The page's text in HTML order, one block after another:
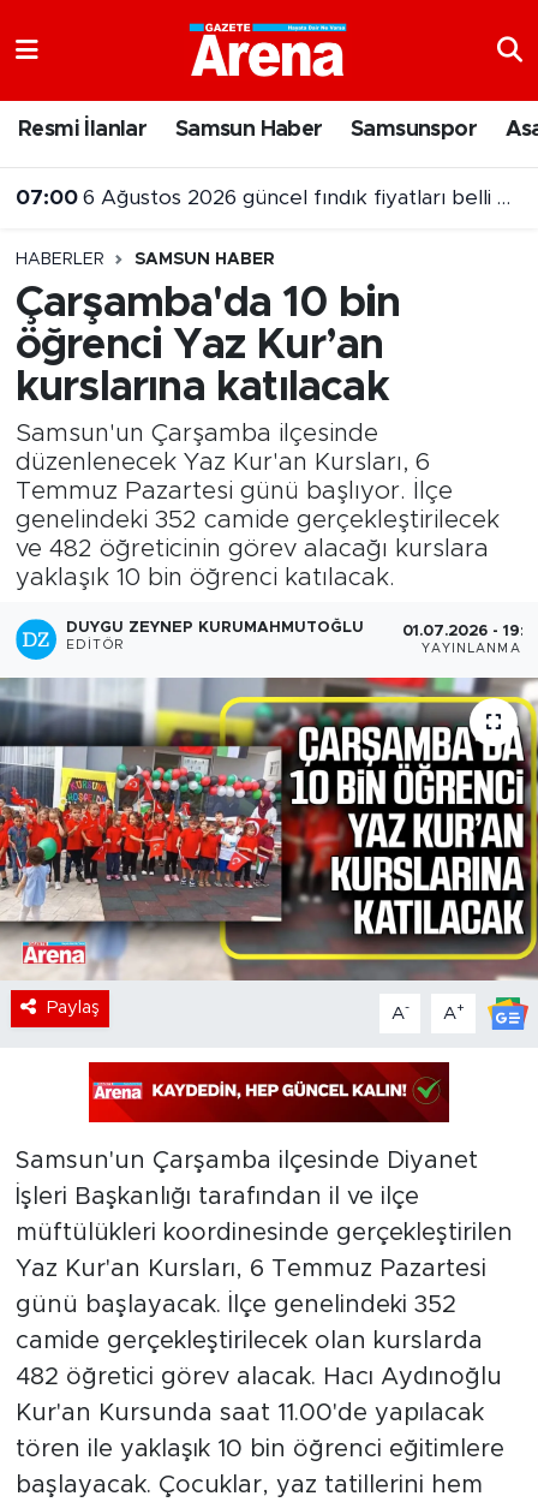
Resmi İlanlar Samsun Haber Samsunspor
07:00 6 Ağustos 2026 güncel fındık fiyatları belli oldu
HABERLER SAMSUN HABER
Çarşamba'da 10 bin
öğrenci Yaz Kur’an
kurslarına katılacak
Samsun'un Çarşamba ilçesinde
düzenlenecek Yaz Kur'an Kursları, 6
Temmuz Pazartesi günü başlıyor. İlçe
genelindeki 352 camide gerçekleştirilecek
ve 482 öğreticinin görev alacağı kurslara
yaklaşık 10 bin öğrenci katılacak.
DUYGU ZEYNEP KURUMAHMUTOĞLU
EDITÖR
01.07.2026 -
YAYINLANMA
Paylaş A- A+
Samsun'un Çarşamba ilçesinde Diyanet
İşleri Başkanlığı tarafından il ve ilçe
müftülükleri koordinesinde gerçekleştirilen
Yaz Kur'an Kursları, 6 Temmuz Pazartesi
günü başlayacak. İlçe genelindeki 352
camide gerçekleştirilecek olan kurslarda
482 öğretici görev alacak. Hacı Aydınoğlu
Kur'an Kursunda saat 11.00'de yapılacak
tören ile yaklaşık 10 bin öğrenci eğitimlere
başlayacak. Çocuklar, yaz tatillerini hem
Samsun Namaz Vakitleri
Süper Lig Puan Durumu ve Fikstür
Tüm Manşetler
Son Dakika Haberleri
Haber Arşivi